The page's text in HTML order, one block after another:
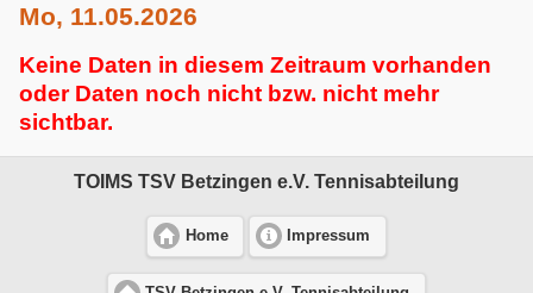
Mo, 11.05.2026
Keine Daten in diesem Zeitraum vorhanden
oder Daten noch nicht bzw. nicht mehr
sichtbar.
TOIMS TSV Betzingen e.V. Tennisabteilung
Home Impressum